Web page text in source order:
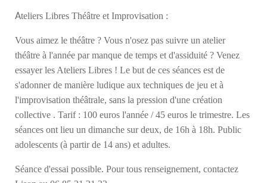
Ateliers Libres Théâtre et Improvisation :
Vous aimez le théâtre ? Vous n'osez pas suivre un atelier
théâtre à l'année par manque de temps et d'assiduité ? Venez
essayer les Ateliers Libres ! Le but de ces séances est de
s'adonner de manière ludique aux techniques de jeu et à
l'improvisation théâtrale, sans la pression d'une création
collective . Tarif : 100 euros l'année / 45 euros le trimestre. Les
séances ont lieu un dimanche sur deux, de 16h à 18h. Public
adolescents (à partir de 14 ans) et adultes.
Séance d'essai possible. Pour tous renseignement, contactez